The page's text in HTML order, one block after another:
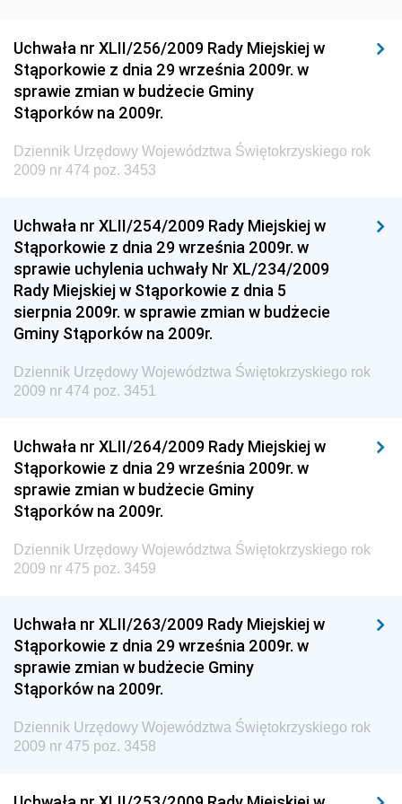
Środowiska
Dziennik Urzędowy Ministerstwa Administracji,
Gospodarki Terenowej i Ochrony Środowiska
Gospodarki Przestrzennej
Dziennik Urzędowy Ministerstwa Przemysłu
Chemicznego i Lekkiego
Dziennik Urzędowy Ministerstwa Rolnictwa i
Gospodarki Żywnościowej
Społecznej
Dziennik Urzędowy Ministra Cyfryzacji
Dziennik Urzędowy Ministra Infrastruktury i
Budownictwa
Dziennik Urzędowy Ministra Gospodarki Morskiej i
Dziennik Urzędowy Ministra Energii
Dziennik Urzędowy Ministra Sprawiedliwości
Dziennik Urzędowy Ministra Rozwoju i Finansów
Dziennik Urzędowy Wyższego Urzędu Górniczego
Dziennik Urzędowy Prezesa Urzędu Transportu
Kolejowego
Technologii
Uchwała nr XLII/256/2009 Rady Miejskiej w
Stąporkowie z dnia 29 września 2009r. w
sprawie zmian w budżecie Gminy
Stąporków na 2009r.
Dziennik Urzędowy Województwa Świętokrzyskiego rok
2009 nr 474 poz. 3453
Uchwała nr XLII/254/2009 Rady Miejskiej w
Stąporkowie z dnia 29 września 2009r. w
sprawie uchylenia uchwały Nr XL/234/2009
Rady Miejskiej w Stąporkowie z dnia 5
sierpnia 2009r. w sprawie zmian w budżecie
Gminy Stąporków na 2009r.
Dziennik Urzędowy Województwa Świętokrzyskiego rok
2009 nr 474 poz. 3451
Uchwała nr XLII/264/2009 Rady Miejskiej w
Stąporkowie z dnia 29 września 2009r. w
sprawie zmian w budżecie Gminy
Stąporków na 2009r.
Dziennik Urzędowy Województwa Świętokrzyskiego rok
2009 nr 475 poz. 3459
Uchwała nr XLII/263/2009 Rady Miejskiej w
Stąporkowie z dnia 29 września 2009r. w
sprawie zmian w budżecie Gminy
Stąporków na 2009r.
Dziennik Urzędowy Województwa Świętokrzyskiego rok
2009 nr 475 poz. 3458